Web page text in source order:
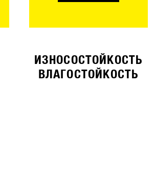
ИЗНОСОСТОЙКОСТЬ
ВЛАГОСТОЙКОСТЬ